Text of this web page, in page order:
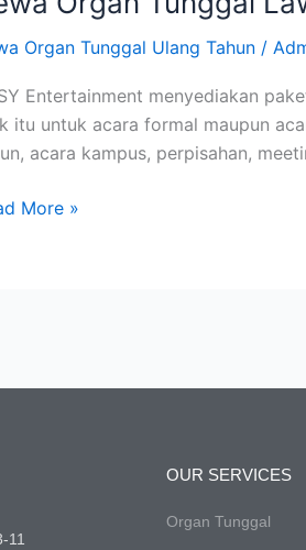
Organ Tunggal Ulang Tahun /
Entertainment menyediakan
itu untuk acara formal maupun
acara kampus, perpisahan,
More »
11
OUR SERVICES
Organ Tunggal